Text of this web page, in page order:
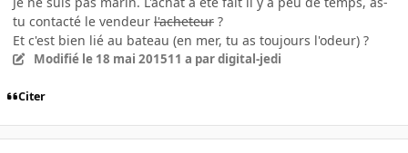
tu contacté le vendeur l'acheteur ?
Et c'est bien lié au bateau (en mer, tu as toujours l'odeur) ?
Modifié le 18 mai 201511 a par digital-jedi
Citer